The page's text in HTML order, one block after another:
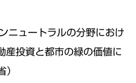
ニュートラルの分野におけ
産投資と都市の緑の価値に